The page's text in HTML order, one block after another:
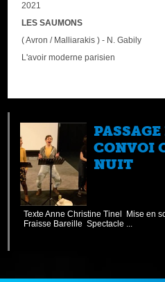
2021
LES SAUMONS
( Avron / Malliarakis ) - N. Gabily
L'avoir moderne parisien
CONVOI
NUIT
Texte Anne Christine Tinel Mise en
Fraisse Bareille Spectacle ...